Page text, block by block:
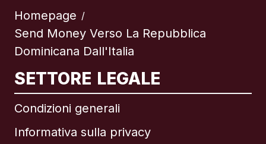
Homepage /
Send Money Verso La Repubblica
Dominicana Dall'Italia
SETTORE LEGALE
Condizioni generali
Informativa sulla privacy